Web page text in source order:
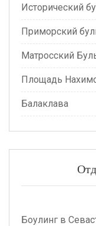
Исторический
Приморский
Матросский
Площадь
Балаклава
Боулинг в